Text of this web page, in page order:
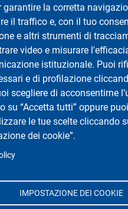
garantire la corretta
il traffico e, con il tuo
e altri strumenti di
video e misurare
istituzionale. Puoi
e di profilazione
scegliere di acconsentirne
su “Accetta tutti” oppure puoi
le tue scelte cliccando
dei cookie”.
IMPOSTAZIONE DEI COOKIE
1 Avvisi
Social di Ateneo